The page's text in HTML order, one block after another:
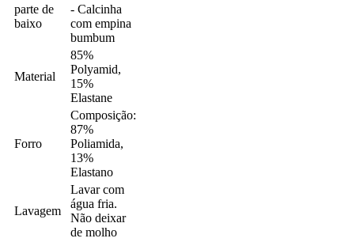
parte de
baixo
- Calcinha
com empina
bumbum
Material
85%
Polyamid,
15%
Elastane
Forro
Composição:
87%
Poliamida,
13%
Elastano
Lavagem
Lavar com
água fria.
Não deixar
de molho